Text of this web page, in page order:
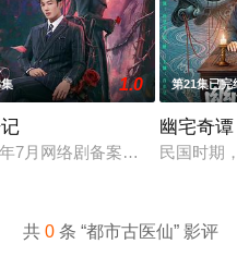
连载漫画《吾凰在上》。
1.0
7月网络剧备案当代 都市 海南
第21集已完
幽宅奇谭
民国时期
共0 条 “都市古医仙” 影评